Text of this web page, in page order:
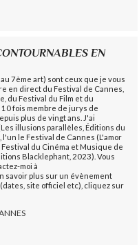
EN
7ème art) sont ceux que je vous
en direct du Festival de Cannes,
du Festival du Film et du
fois membre de jurys de
plus de vingt ans. J'ai
illusions parallèles, Éditions du
le Festival de Cannes (L'amor
du Cinéma et Musique de
Blacklephant, 2023). Vous
moi à
savoir plus sur un évènement
site officiel etc), cliquez sur